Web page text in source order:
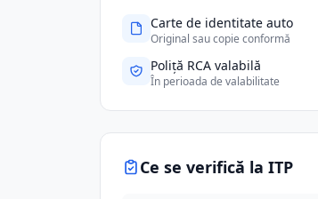
Carte de identitate auto
Original sau copie conformă
Poliță RCA valabilă
În perioada de valabilitate
Ce se verifică la ITP